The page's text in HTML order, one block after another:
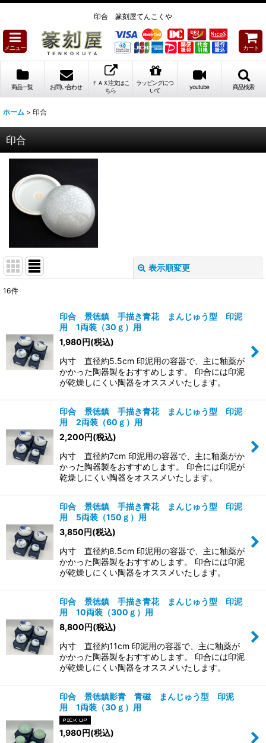
印合 篆刻屋てんこくや
メニュー カート
商品一覧 お問い合わせ
ＦＡＸ注文はこ
ちら
ラッピングにつ
いて
youtube 商品検索
ホーム > 印合
印合
表示順変更
並び順:
絞り込む
16件
印合 景徳鎮 手描き青花 まんじゅう型 印泥
用 1両装（30ｇ）用
1,980円(税込)
内寸 直径約5.5cm 印泥用の容器で、主に釉薬が
かかった陶器製をおすすめします。 印合には印泥
が乾燥しにくい陶器をオススメいたします。
印合 景徳鎮 手描き青花 まんじゅう型 印泥
用 2両装（60ｇ）用
2,200円(税込)
内寸 直径約7cm 印泥用の容器で、主に釉薬がか
かった陶器製をおすすめします。 印合には印泥が
乾燥しにくい陶器をオススメいたします。
印合 景徳鎮 手描き青花 まんじゅう型 印泥
用 5両装（150ｇ）用
3,850円(税込)
内寸 直径約8.5cm 印泥用の容器で、主に釉薬が
かかった陶器製をおすすめします。 印合には印泥
が乾燥しにくい陶器をオススメいたします。
印合 景徳鎮 手描き青花 まんじゅう型 印泥
用 10両装（300ｇ）用
8,800円(税込)
内寸 直径約11cm 印泥用の容器で、主に釉薬が
かかった陶器製をおすすめします。 印合には印泥
が乾燥しにくい陶器をオススメいたします。
印合 景徳鎮影青 青磁 まんじゅう型 印泥
用 1両装（30ｇ）用
1,980 円(税込)